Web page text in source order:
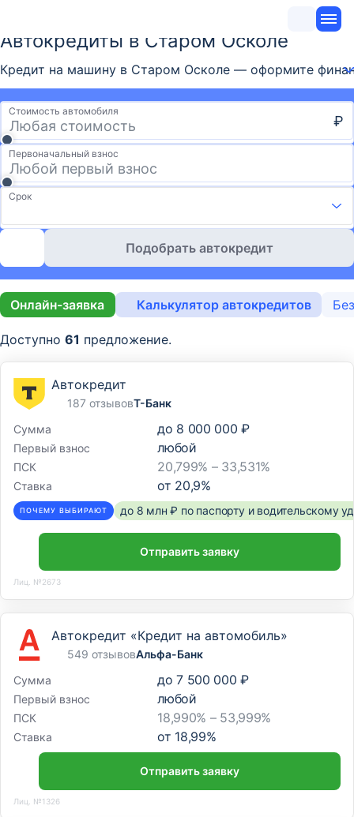
Автокредиты в Старом Осколе
Кредит на машину в Старом Осколе — оформите
Стоимость автомобиля
₽
Первоначальный взнос
Срок
Подобрать автокредит
Онлайн-заявка Калькулятор автокредитов
Доступно 61 предложение.
Автокредит
187 отзывовТ-Банк
Сумма
до 8 000 000 ₽
Первый взнос любой
ПСК 20,799% – 33,531%
Ставка от 20,9%
ПОЧЕМУ ВЫБИРАЮТ до 8 млн ₽ по паспорту и водительскому
Отправить заявку
Лиц. №2673
Автокредит «Кредит на автомобиль»
549 отзывовАльфа-Банк
Сумма
до 7 500 000 ₽
Первый взнос любой
ПСК 18,990% – 53,999%
Ставка от 18,99%
Отправить заявку
Лиц. №1326